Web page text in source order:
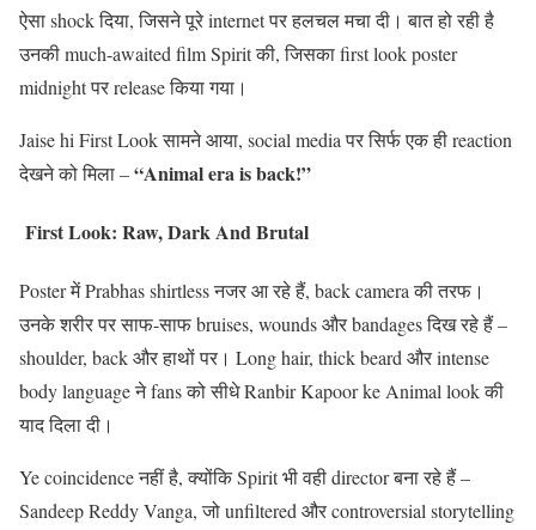
ऐसा shock दिया, जिसने पूरे internet पर हलचल मचा दी। बात हो रही है
उनकी much-awaited film Spirit की, जिसका first look poster
midnight पर release किया गया।
Jaise hi First Look सामने आया, social media पर सिर्फ एक ही reaction
देखने को मिला –“Animal era is back!”
First Look: Raw, Dark And Brutal
Poster में Prabhas shirtless नजर आ रहे हैं, back camera की तरफ।
उनके शरीर पर साफ-साफ bruises, wounds और bandages दिख रहे हैं –
shoulder, back और हाथों पर। Long hair, thick beard और intense
body language ने fans को सीधे Ranbir Kapoor ke Animal look की
याद दिला दी।
Ye coincidence नहीं है, क्योंकि Spirit भी वही director बना रहे हैं –
Sandeep Reddy Vanga, जो unfiltered और controversial storytelling